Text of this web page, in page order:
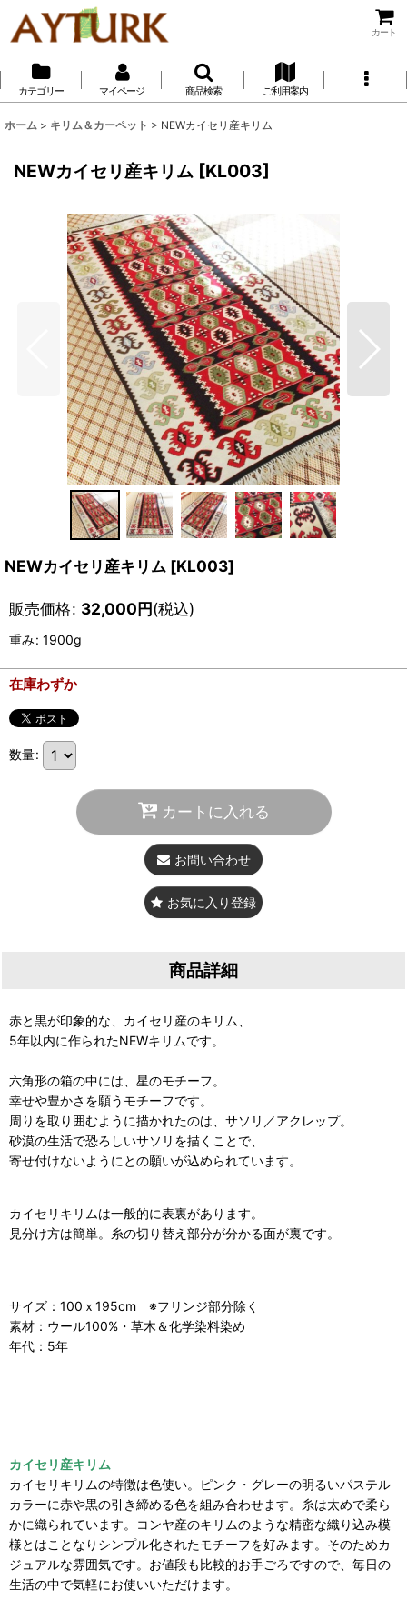
カート
カテゴリー マイページ 商品検索 ご利用案内
ホーム > キリム＆カーペット > NEWカイセリ産キリム
NEWカイセリ産キリム [KL003]
NEWカイセリ産キリム [KL003]
販売価格: 32,000円(税込)
重み: 1900g
在庫わずか
数量:
カートに入れる
お問い合わせ
お気に入り登録
商品詳細
赤と黒が印象的な、カイセリ産のキリム、
5年以内に作られたNEWキリムです。
六角形の箱の中には、星のモチーフ。
幸せや豊かさを願うモチーフです。
周りを取り囲むように描かれたのは、サソリ／アクレップ。
砂漠の生活で恐ろしいサソリを描くことで、
寄せ付けないようにとの願いが込められています。
カイセリキリムは一般的に表裏があります。
見分け方は簡単。糸の切り替え部分が分かる面が裏です。
サイズ：100ｘ195cm ※フリンジ部分除く
素材：ウール100%・草木＆化学染料染め
年代：5年
カイセリ産キリム
カイセリキリムの特徴は色使い。ピンク・グレーの明るいパステル
カラーに赤や黒の引き締める色を組み合わせます。糸は太めで柔ら
かに織られています。コンヤ産のキリムのような精密な織り込み模
様とはことなりシンプル化されたモチーフを好みます。そのためカ
ジュアルな雰囲気です。お値段も比較的お手ごろですので、毎日の
生活の中で気軽にお使いいただけます。